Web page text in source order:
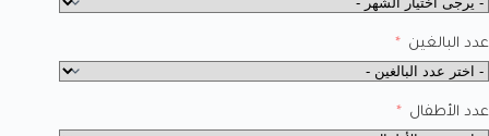
عدد البالغين
عدد الأطفال